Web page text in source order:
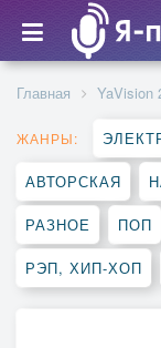
Главная YaVision
ЖАНРЫ:
АВТОРСКАЯ
РАЗНОЕ ПОП
РЭП, ХИП-ХОП